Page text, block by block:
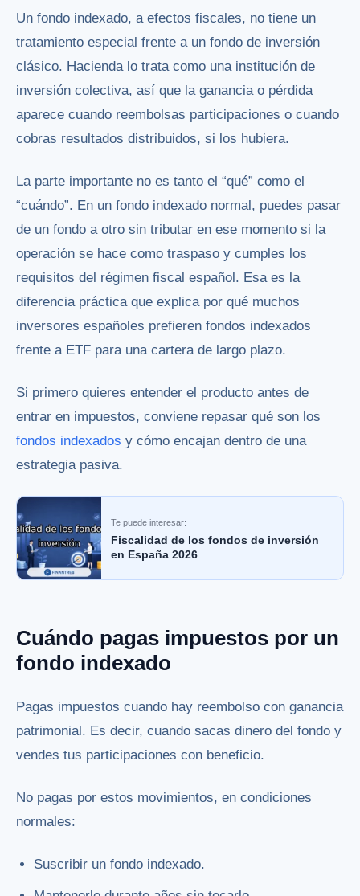
Un fondo indexado, a efectos fiscales, no tiene un
tratamiento especial frente a un fondo de inversión
clásico. Hacienda lo trata como una institución de
inversión colectiva, así que la ganancia o pérdida
aparece cuando reembolsas participaciones o cuando
cobras resultados distribuidos, si los hubiera.
La parte importante no es tanto el “qué” como el
“cuándo”. En un fondo indexado normal, puedes pasar
de un fondo a otro sin tributar en ese momento si la
operación se hace como traspaso y cumples los
requisitos del régimen fiscal español. Esa es la
diferencia práctica que explica por qué muchos
inversores españoles prefieren fondos indexados
frente a ETF para una cartera de largo plazo.
Si primero quieres entender el producto antes de
entrar en impuestos, conviene repasar qué son los
fondos indexados y cómo encajan dentro de una
estrategia pasiva.
Te puede interesar:
Fiscalidad de los fondos de inversión
en España 2026
Cuándo pagas impuestos por un
fondo indexado
Pagas impuestos cuando hay reembolso con ganancia
patrimonial. Es decir, cuando sacas dinero del fondo y
vendes tus participaciones con beneficio.
No pagas por estos movimientos, en condiciones
normales:
Suscribir un fondo indexado.